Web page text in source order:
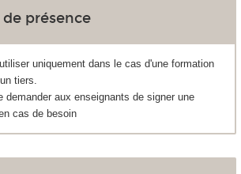
présence
uniquement dans le cas d'une formation
tiers.
demander aux enseignants de signer une
cas de besoin